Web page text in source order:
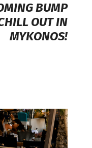
BUMP
OUT IN
MYKONOS!